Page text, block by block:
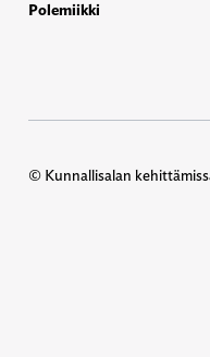
Polemiikki
© Kunnallisalan